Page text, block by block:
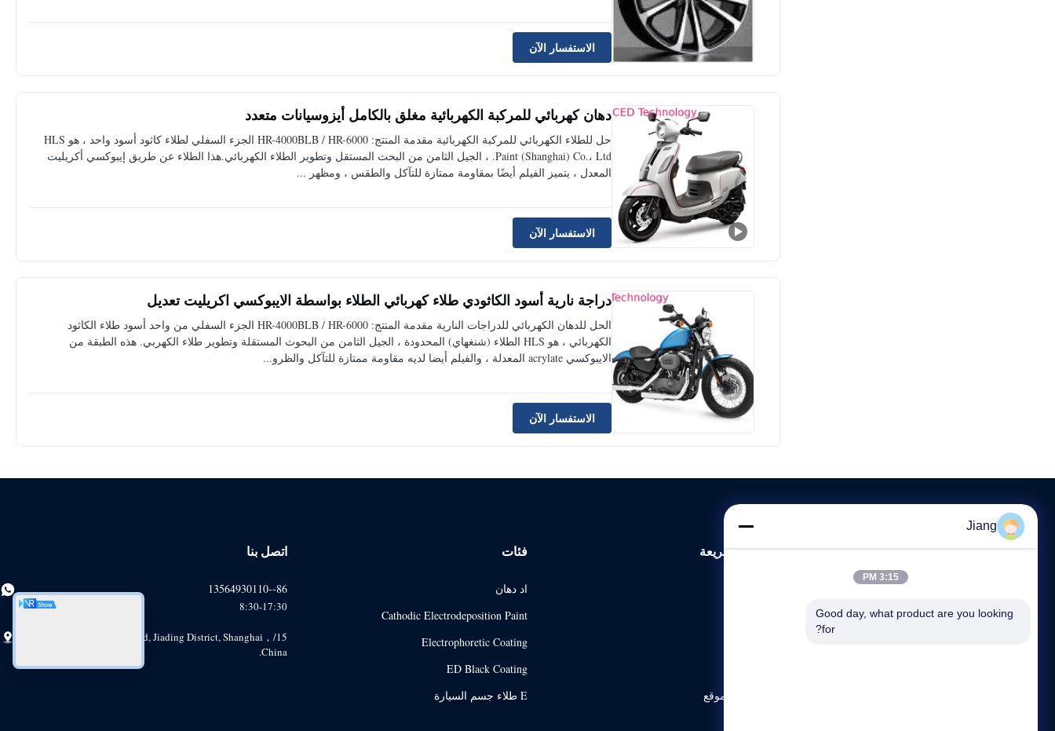
الاستفسار الآن
دهان كهربائي للمركبة الكهربائية مغلق بالكامل أيزوسيانات متعدد
حل للطلاء الكهربائي للمركبة الكهربائية مقدمة المنتج: HR-4000BLB / HR-6000 الجزء السفلي لطلاء كاثود أسود واحد ، هو HLS
Paint (Shanghai) Co.، Ltd. ، الجيل الثامن من البحث المستقل وتطوير الطلاء الكهربائي.هذا الطلاء عن طريق إيبوكسي أكريليت
المعدل ، يتميز الفيلم أيضًا بمقاومة ممتازة للتآكل والطقس ، ومظهر ...
الاستفسار الآن
دراجة نارية أسود الكاثودي طلاء كهربائي الطلاء بواسطة الايبوكسي اكريليت تعديل
الحل للدهان الكهربائي للدراجات النارية مقدمة المنتج: HR-4000BLB / HR-6000 الجزء السفلي من واحد أسود طلاء الكاثود
الكهربائي ، هو HLS الطلاء (شنغهاي) المحدودة ، الجيل الثامن من البحوث المستقلة وتطوير طلاء الكهربي. هذه الطبقة من
الايبوكسي acrylate المعدلة ، والفيلم أيضا لديه مقاومة ممتازة للتآكل والظرو...
الاستفسار الآن
روابط سريعة
خريطة الموقع
فئات
اد دهان
Cathodic Electrodeposition Paint
Electrophoretic Coating
ED Black Coating
E طلاء جسم السيارة
اتصل بنا
86--13564930110
8:30-17:30
15/F, No.1185, Huyi Road, Jiading District, Shanghai，
China.
Jiang
3:15 PM
Good day, what product are you looking
for?